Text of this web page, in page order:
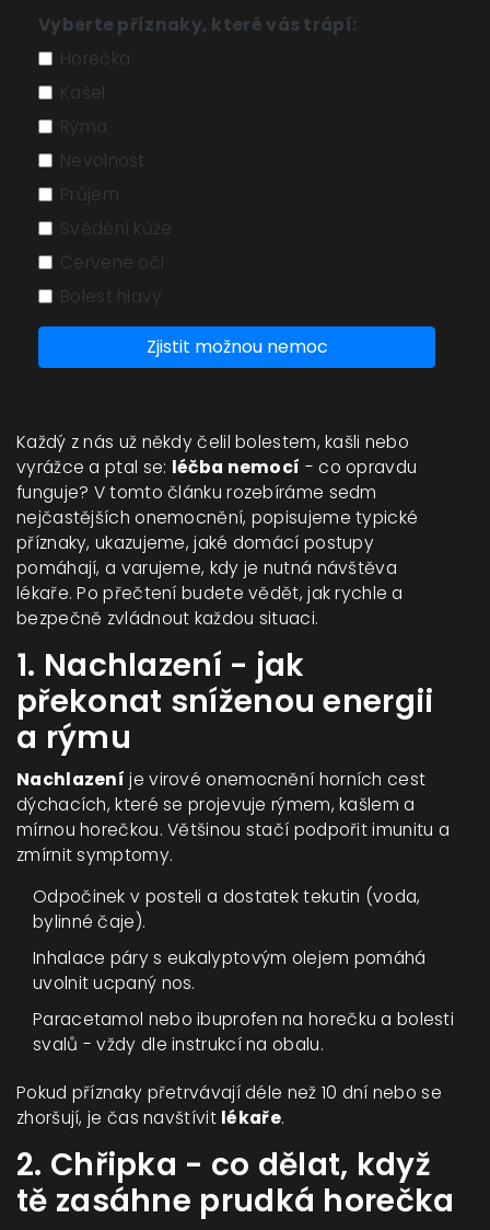
Vyberte příznaky, které vás trápí:
Horečka
Kašel
Rýma
Nevolnost
Průjem
Svědění kůže
Červené oči
Bolest hlavy
Zjistit možnou nemoc
Každý z nás už někdy čelil bolestem, kašli nebo
vyrážce a ptal se: léčba nemocí - co opravdu
funguje? V tomto článku rozebíráme sedm
nejčastějších onemocnění, popisujeme typické
příznaky, ukazujeme, jaké domácí postupy
pomáhají, a varujeme, kdy je nutná návštěva
lékaře. Po přečtení budete vědět, jak rychle a
bezpečně zvládnout každou situaci.
1. Nachlazení - jak
překonat sníženou energii
a rýmu
Nachlazení je virové onemocnění horních cest
dýchacích, které se projevuje rýmem, kašlem a
mírnou horečkou. Většinou stačí podpořit imunitu a
zmírnit symptomy.
Odpočinek v posteli a dostatek tekutin (voda,
bylinné čaje).
Inhalace páry s eukalyptovým olejem pomáhá
uvolnit ucpaný nos.
Paracetamol nebo ibuprofen na horečku a bolesti
svalů - vždy dle instrukcí na obalu.
Pokud příznaky přetrvávají déle než 10 dní nebo se
zhoršují, je čas navštívit lékaře.
2. Chřipka - co dělat, když
tě zasáhne prudká horečka